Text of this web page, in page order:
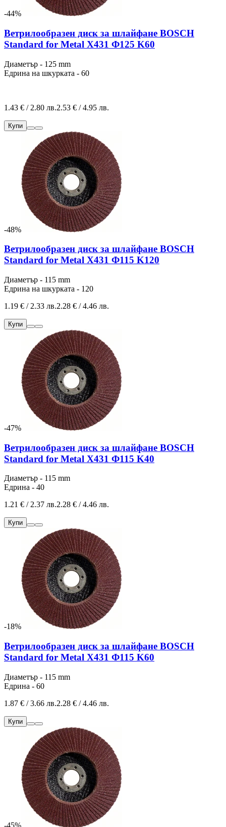
-44%
Ветрилообразен диск за шлайфане BOSCH
Standard for Metal X431 Ф125 K60
Диаметър - 125 mm
Едрина на шкурката - 60
1.43 € / 2.80 лв.2.53 € / 4.95 лв.
Купи
-48%
Ветрилообразен диск за шлайфане BOSCH
Standard for Metal X431 Ф115 K120
Диаметър - 115 mm
Едрина на шкурката - 120
1.19 € / 2.33 лв.2.28 € / 4.46 лв.
Купи
-47%
Ветрилообразен диск за шлайфане BOSCH
Standard for Metal X431 Ф115 K40
Диаметър - 115 mm
Едрина - 40
1.21 € / 2.37 лв.2.28 € / 4.46 лв.
Купи
-18%
Ветрилообразен диск за шлайфане BOSCH
Standard for Metal X431 Ф115 K60
Диаметър - 115 mm
Едрина - 60
1.87 € / 3.66 лв.2.28 € / 4.46 лв.
Купи
-45%